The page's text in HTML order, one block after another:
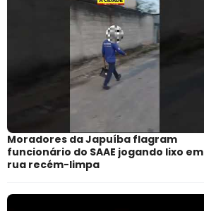
Moradores da Japuíba flagram
funcionário do SAAE jogando lixo em
rua recém-limpa